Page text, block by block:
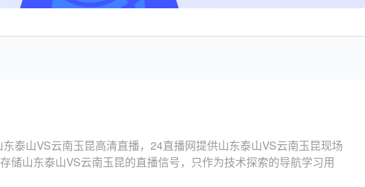
泰山VS云南玉昆高清直播，24直播网提供山东泰山VS云南玉昆现场
储山东泰山VS云南玉昆的直播信号，只作为技术探索的导航学习用